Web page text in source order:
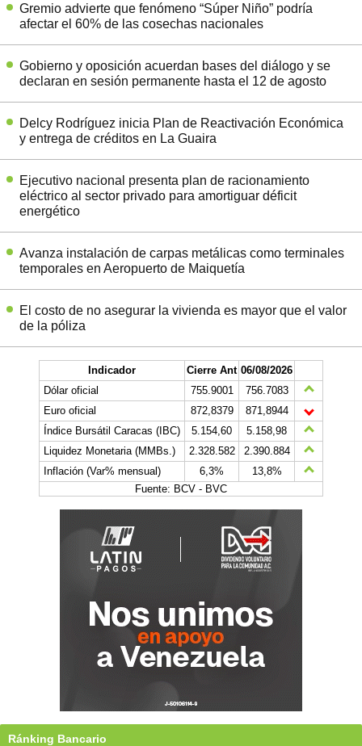
Gremio advierte que fenómeno “Súper Niño” podría
afectar el 60% de las cosechas nacionales
Gobierno y oposición acuerdan bases del diálogo y se
declaran en sesión permanente hasta el 12 de agosto
Delcy Rodríguez inicia Plan de Reactivación Económica
y entrega de créditos en La Guaira
Ejecutivo nacional presenta plan de racionamiento
eléctrico al sector privado para amortiguar déficit
energético
Avanza instalación de carpas metálicas como terminales
temporales en Aeropuerto de Maiquetía
El costo de no asegurar la vivienda es mayor que el valor
de la póliza
Indicador Cierre Ant 06/08/2026
Dólar oficial
755.9001
756.7083
Euro oficial
872,8379
871,8944
Índice Bursátil Caracas (IBC)
5.154,60
5.158,98
Liquidez Monetaria (MMBs.)
2.328.582
2.390.884
Inflación (Var% mensual)
6,3%
13,8%
Fuente: BCV - BVC
Ránking Bancario